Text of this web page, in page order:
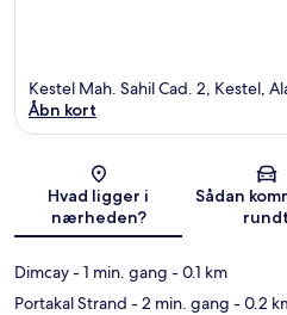
Kort
Kestel Mah. Sahil Cad. 2, Kestel,
Åbn kort
Hvad ligger i
nærheden?
Sådan
rundt
Dimcay- 1 min. gang - 0.1 km
Portakal Strand - 2 min. gang - 0.2